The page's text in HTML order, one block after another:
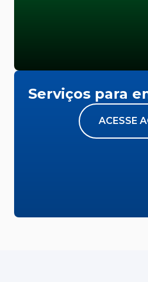
Serviços para
ACESSE